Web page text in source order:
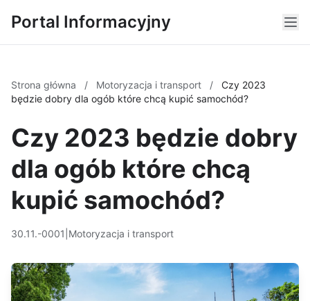
Portal Informacyjny
Strona główna / Motoryzacja i transport /
Czy 2023
będzie dobry dla ogób które chcą kupić samochód?
Czy 2023 będzie dobry
dla ogób które chcą
kupić samochód?
30.11.-0001 Motoryzacja i transport